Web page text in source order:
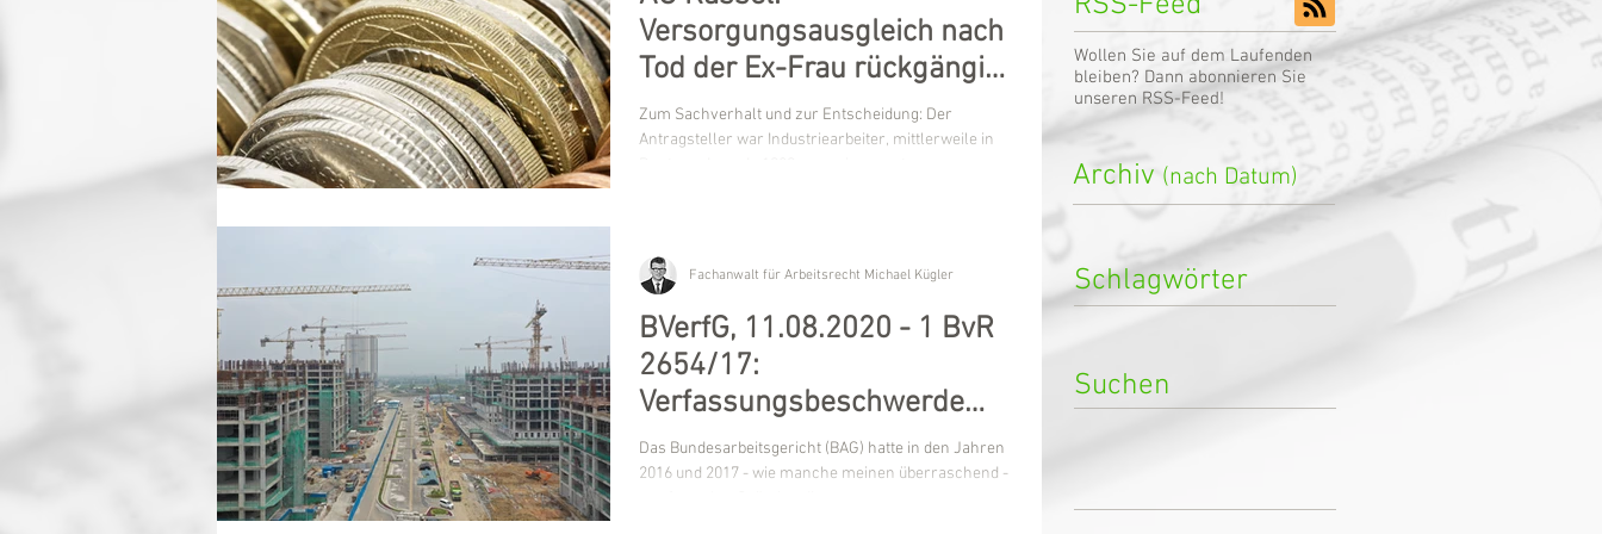
Versorgungsausgleich nach
Tod der Ex-Frau rückgängig
gemacht
Zum Sachverhalt und zur Entscheidung: Der
Antragsteller war Industriearbeiter, mittlerweile in
BVerfG, 11.08.2020 - 1 BvR
2654/17:
Verfassungsbeschwerde
gegen SokaSiG bleibt
erfolglos
Das Bundesarbeitsgericht (BAG) hatte in den Jahren
2016 und 2017 - wie manche meinen überraschend -
Fachanwalt für Arbeitsrecht Michael Kügler
Wollen Sie auf dem Laufenden
bleiben? Dann abonnieren Sie
unseren RSS-Feed!
Archiv (nach Datum)
Schlagwörter
Suchen